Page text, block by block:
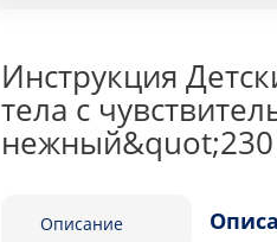
Инструкция
тела с
Описание